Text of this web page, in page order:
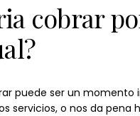
cobrar
puede ser un
servicios, o nos da pena